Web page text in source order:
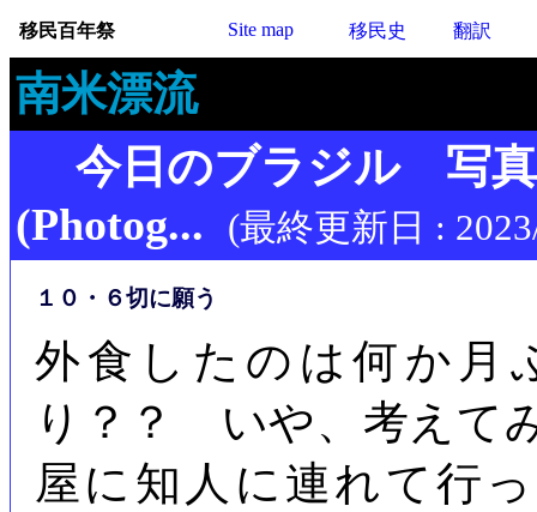
移民百年祭 Site map 移民史 翻訳
南米漂流
今日のブラジル 写
(Photog...
(最終更新日 :
１０・６切に願う
外食したのは何か
り？？ いや、考えて
屋に知人に連れて行